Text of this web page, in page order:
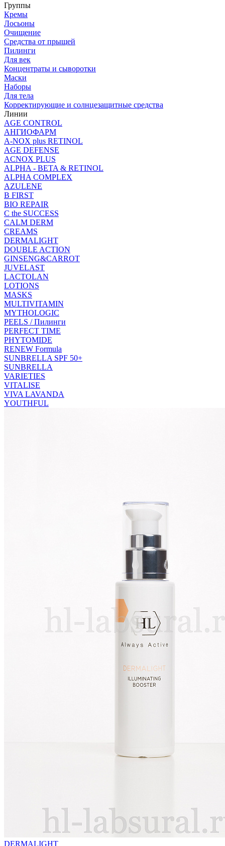
Группы
Кремы
Лосьоны
Очищение
Средства от прыщей
Пилинги
Для век
Концентраты и сыворотки
Маски
Наборы
Для тела
Корректирующие и солнцезащитные средства
Линии
AGE CONTROL
АНГИОФАРМ
A-NOX plus RETINOL
AGE DEFENSE
ACNOX PLUS
ALPHA - BETA & RETINOL
ALPHA COMPLEX
AZULENE
B FIRST
BIO REPAIR
C the SUCCESS
CALM DERM
CREAMS
DERMALIGHT
DOUBLE ACTION
GINSENG&CARROT
JUVELAST
LACTOLAN
LOTIONS
MASKS
MULTIVITAMIN
MYTHOLOGIC
PEELS / Пилинги
PERFECT TIME
PHYTOMIDE
RENEW Formula
SUNBRELLA SPF 50+
SUNBRELLA
VARIETIES
VITALISE
VIVA LAVANDA
YOUTHFUL
DERMALIGHT